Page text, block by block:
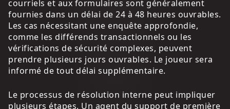
courriels et aux formulaires sont généralement
fournies dans un délai de 24 à 48 heures ouvrables.
Les cas nécessitant une enquête approfondie,
comme les différends transactionnels ou les
vérifications de sécurité complexes, peuvent
prendre plusieurs jours ouvrables. Le joueur sera
informé de tout délai supplémentaire.
Le processus de résolution interne peut impliquer
plusieurs étapes. Un agent du support de première